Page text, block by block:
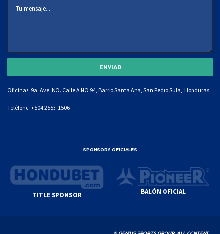
Oficinas: 9a. Ave. NO. Calle A NO 94, Barrio Santa Ana, San Pedro Sula, Honduras
Teléfono: +504 2553-1506
SPONSORS OFICIALES
TITLE SPONSOR BALÓN OFICIAL
© GENIUS SPORTS GROUP. ALL CONTENT